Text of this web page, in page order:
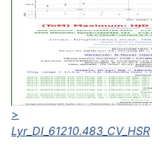
>
Lyr_DI_61210.483_CV_HSR